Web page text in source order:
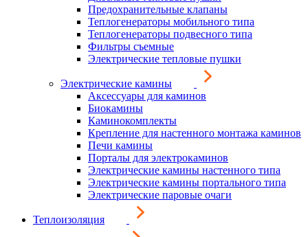
Предохранительные клапаны
Теплогенераторы мобильного типа
Теплогенераторы подвесного типа
Фильтры съемные
Электрические тепловые пушки
Электрические камины
Аксессуары для каминов
Биокамины
Каминокомплекты
Крепление для настенного монтажа каминов
Печи камины
Порталы для электрокаминов
Электрические камины настенного типа
Электрические камины портального типа
Электрические паровые очаги
Теплоизоляция